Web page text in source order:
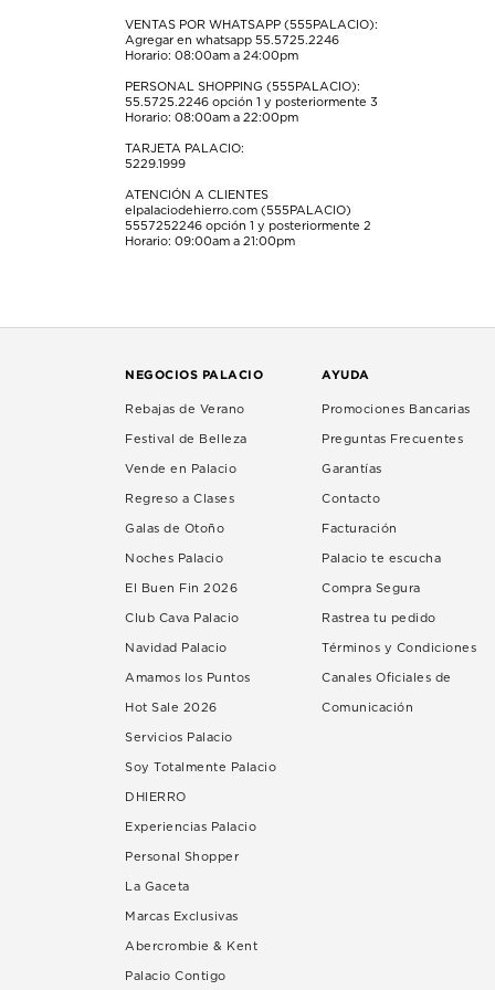
envío.
envío.
VENTAS POR WHATSAPP (555PALACIO):
Agregar en whatsapp 55.5725.2246
Horario: 08:00am a 24:00pm
PERSONAL SHOPPING (555PALACIO):
55.5725.2246 opción 1 y posteriormente 3
Horario: 08:00am a 22:00pm
TARJETA PALACIO:
5229.1999
ATENCIÓN A CLIENTES
elpalaciodehierro.com (555PALACIO)
5557252246 opción 1 y posteriormente 2
Horario: 09:00am a 21:00pm
NEGOCIOS PALACIO
Rebajas de Verano
Festival de Belleza
Vende en Palacio
Regreso a Clases
Galas de Otoño
Noches Palacio
El Buen Fin 2026
Club Cava Palacio
Navidad Palacio
Amamos los Puntos
Hot Sale 2026
Servicios Palacio
Soy Totalmente Palacio
DHIERRO
Experiencias Palacio
Personal Shopper
La Gaceta
Marcas Exclusivas
Abercrombie & Kent
Palacio Contigo
AYUDA
Promociones Bancarias
Preguntas Frecuentes
Garantías
Contacto
Facturación
Palacio te escucha
Compra Segura
Rastrea tu pedido
Términos y Condiciones
Canales Oficiales de
Comunicación